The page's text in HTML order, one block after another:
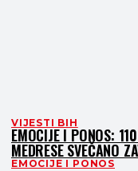
VIJESTI BIH
EMOCIJE I PONOS:
MEDRESE SVEČANO
EMOCIJE I PONOS